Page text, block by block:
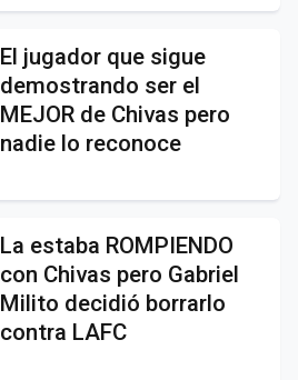
El jugador que sigue
demostrando ser el
MEJOR de Chivas pero
nadie lo reconoce
La estaba ROMPIENDO
con Chivas pero Gabriel
Milito decidió borrarlo
contra LAFC